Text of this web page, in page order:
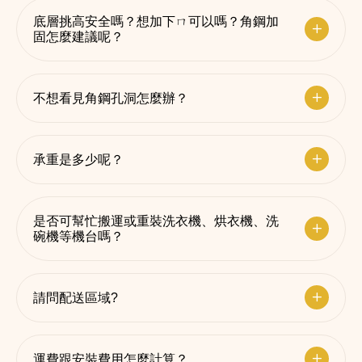
底層挑高安全嗎？想加下ㄇ可以嗎？角鋼加
固怎麼建議呢？
不想看見角鋼孔洞怎麼辦？
承重是多少呢？
是否可幫忙搬運或重裝洗衣機、烘衣機、洗
碗機等機台嗎？
請問配送區域?
運費跟安裝費用怎麼計算？